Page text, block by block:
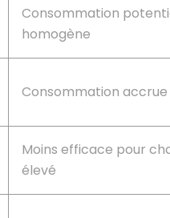
Consommation
homogène
Consommation accrue
Moins efficace pour
élevé